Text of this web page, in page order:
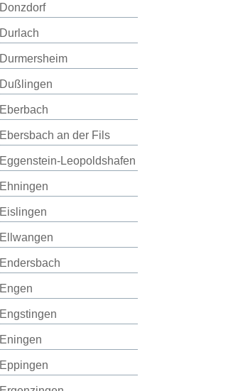
Donzdorf
Durlach
Durmersheim
Dußlingen
Eberbach
Ebersbach an der Fils
Eggenstein-Leopoldshafen
Ehningen
Eislingen
Ellwangen
Endersbach
Engen
Engstingen
Eningen
Eppingen